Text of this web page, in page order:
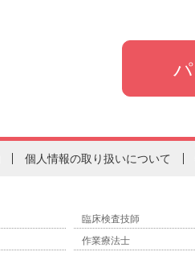
個人情報の取り扱いについて
臨床検査技師
作業療法士